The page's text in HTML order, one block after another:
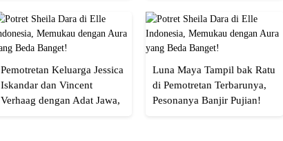
Pemotretan Keluarga Jessica
Iskandar dan Vincent
Verhaag dengan Adat Jawa,
Luna Maya Tampil bak Ratu
di Pemotretan Terbarunya,
Pesonanya Banjir Pujian!